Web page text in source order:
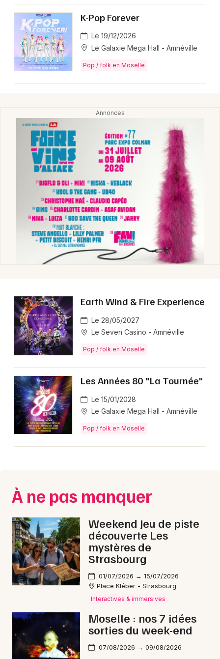
Spectacles
Concerts
Sports
Expos
Sorties & loisirs
Pop / folk en Lorraine
Pop / folk dans le Grand Est
Actus en Moselle
Magazine en Moselle
Je m'abonne
Montpellier
Nantes
Nice
Paris
Strasbourg
Toutes les villes
K-Pop Forever
Le 19/12/2026
Le Galaxie Mega Hall - Amnéville
Pop / folk en Moselle
Earth Wind & Fire Experience
Le 28/05/2027
Le Seven Casino - Amnéville
Pop / folk en Moselle
Les Années 80 "La Tournée"
Le 15/01/2028
Le Galaxie Mega Hall - Amnéville
Pop / folk en Moselle
À ne pas manquer
Weekend Jeu de piste
découverte Les
mystères de
Strasbourg
01/07/2026 → 15/07/2026
Place Kléber - Strasbourg
Interactives & immersives
Moselle : nos 7 idées
sorties du week-end
07/08/2026 → 09/08/2026